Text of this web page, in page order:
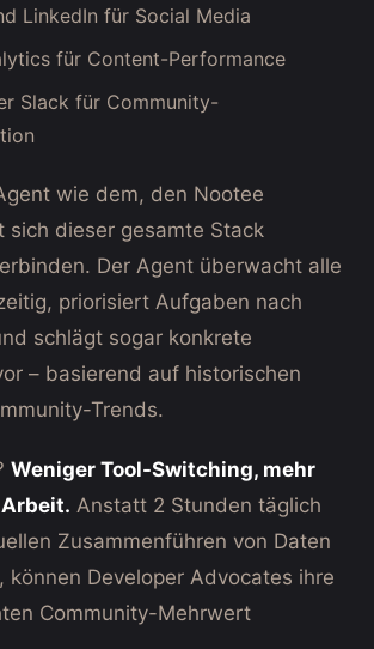
LinkedIn für Social Media
für Content-Performance
Slack für Community-
wie dem, den Nootee
sich dieser gesamte Stack
Der Agent überwacht alle
priorisiert Aufgaben nach
schlägt sogar konkrete
– basierend auf historischen
Trends.
Weniger Tool-Switching, mehr
Anstatt 2 Stunden täglich
Zusammenführen von Daten
können Developer Advocates ihre
Community-Mehrwert